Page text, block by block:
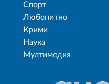
Спорт
Любопитно
Крими
Наука
Мултимедия